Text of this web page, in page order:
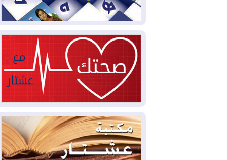
2026-08-03رئيس إقليم كوردستان في
2026-08-03
العراق يؤكد مجدداً التزامه
بمنع الهجمات على الدول المجاورة
2026-08-03
العجز والاقتراض يطوقان
المالية العراقية.. اقتراض يتجاوز 3 تريليونات
دينار!
2026-08-03كوبا تغرق في الظلام مجددا
وانهيار الشبكة الكهربائية